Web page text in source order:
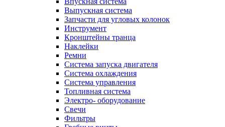
Выпускная система
Запчасти для угловых колонок
Инструмент
Кронштейны транца
Наклейки
Ремни
Система запуска двигателя
Система охлаждения
Система управления
Топливная система
Электро- оборудование
Свечи
Фильтры